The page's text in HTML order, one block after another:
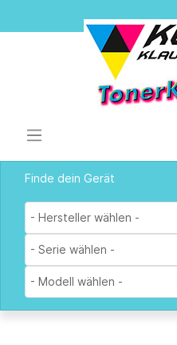
Finde dein Gerät
- Hersteller wählen -
- Serie wählen -
- Modell wählen -